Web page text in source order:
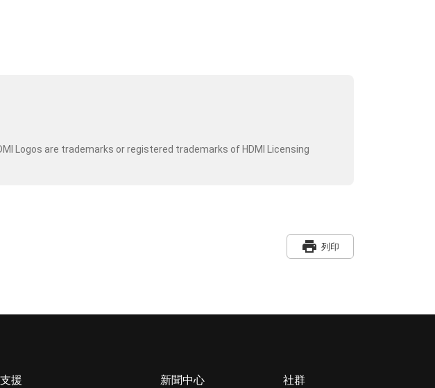
Logos are trademarks or registered trademarks of HDMI Licensing
print 列印
支援 新聞中心 社群